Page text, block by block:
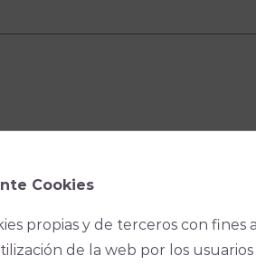
Cookies
propias y de terceros con fines
de la web por los